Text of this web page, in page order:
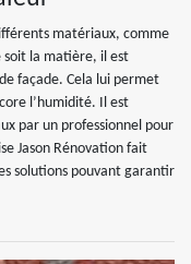
matériaux, comme
soit la matière, il est
façade. Cela lui permet
l’humidité. Il est
par un professionnel pour
Jason Rénovation fait
solutions pouvant garantir